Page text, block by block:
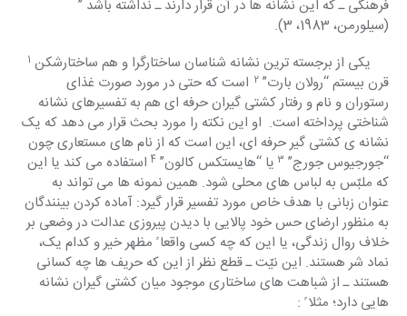
فرهنگی ـ که این نشانه ها در آن قرار دارند ـ نداشته باشد ”
(سیلورمن، 1983، 3).
یکی از برجسته ترین نشانه شناسان ساختارگرا و هم ساختارشکن 1
قرن بیستم “رولان بارت” 2 است که حتی در مورد صورت غذای
رستوران و نام و رفتار کشتی گیران حرفه ای هم به تفسیرهای نشانه
شناختی پرداخته است.  او این نکته را مورد بحث قرار می دهد که یک
نشانه ی کشتی گیر حرفه ای، این است که از نام های مستعاری چون
“جورجیوس جورج” 3 یا “هایستکس کالون” 4 استفاده می کند یا این
که ملبّس به لباس های محلی شود. همین نمونه ها می تواند به
عنوان زبانی با هدف خاص مورد تفسیر قرار گیرد: آماده کردن بینندگان
به منظور ارضای حس خود پالایی با دیدن پیروزی عدالت در وضعی بر
خلاف روال زندگی، یا این که چه کسی واقعا ً مظهر خیر و کدام یک،
نماد شر هستند. این نیّت ـ قطع نظر از این که حریف ها چه کسانی
هستند ـ از شباهت های ساختاری موجود میان کشتی گیران نشانه
هایی دارد؛ مثلا ً :